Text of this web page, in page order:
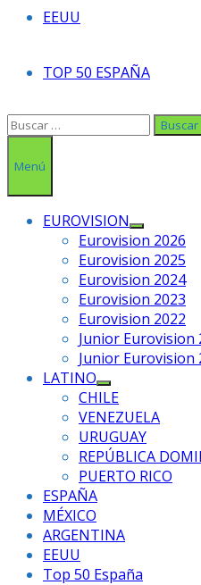
EEUU
TOP 50 ESPAÑA
Buscar:
Menú
EUROVISION
Mostrar
el
submenú
Eurovision 2026
Eurovision 2025
Eurovision 2024
Eurovision 2023
Eurovision 2022
Junior Eurovision
Junior Eurovision
LATINO
Mostrar
el
submenú
CHILE
VENEZUELA
URUGUAY
REPÚBLICA
PUERTO RICO
ESPAÑA
MÉXICO
ARGENTINA
EEUU
Top 50 España